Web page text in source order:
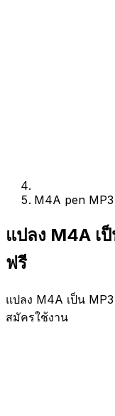
M4A pen MP3
แปลง M4A เ
ฟรี
แปลง M4A เป็น
สมัครใช้งาน